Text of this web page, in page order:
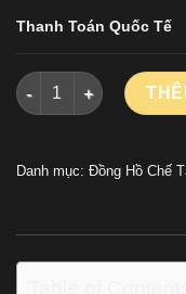
Thanh Toán Quốc Tế
ĐỒNG HỒ HUBLOT
Danh mục: Đồng Hồ Chế